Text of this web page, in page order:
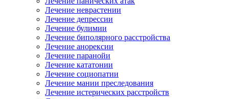
Лечение неврастении
Лечение депрессии
Лечение булимии
Лечение биполярного расстройства
Лечение анорексии
Лечение паранойи
Лечение кататонии
Лечение социопатии
Лечение мании преследования
Лечение истерических расстройств